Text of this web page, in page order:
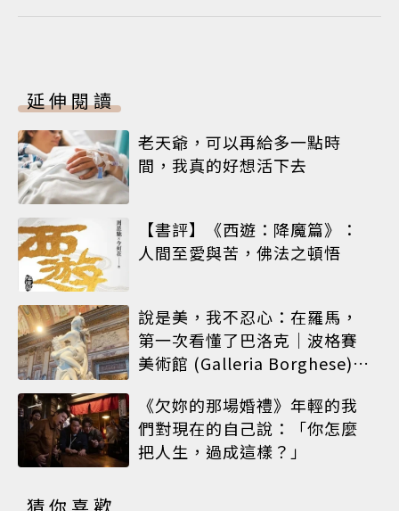
延伸閱讀
老天爺，可以再給多一點時
間，我真的好想活下去
【書評】《西遊：降魔篇》：
人間至愛與苦，佛法之頓悟
說是美，我不忍心：在羅馬，
第一次看懂了巴洛克｜波格賽
美術館 (Galleria Borghese)｜
《欠妳的那場婚禮》年輕的我
們對現在的自己說：「你怎麼
把人生，過成這樣？」